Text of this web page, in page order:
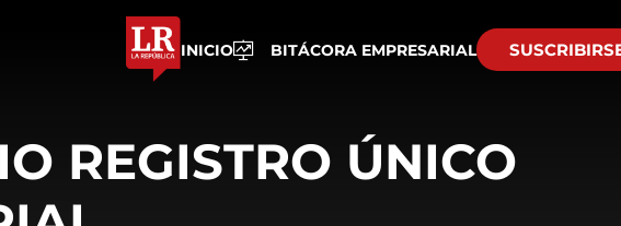
INICIO BITÁCORA EMPRESARIAL
REGISTRO ÚNICO